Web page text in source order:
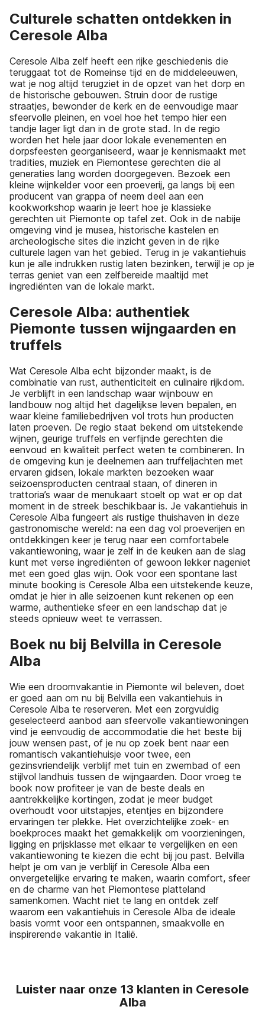
Culturele schatten ontdekken in
Ceresole Alba
Ceresole Alba zelf heeft een rijke geschiedenis die
teruggaat tot de Romeinse tijd en de middeleeuwen,
wat je nog altijd terugziet in de opzet van het dorp en
de historische gebouwen. Struin door de rustige
straatjes, bewonder de kerk en de eenvoudige maar
sfeervolle pleinen, en voel hoe het tempo hier een
tandje lager ligt dan in de grote stad. In de regio
worden het hele jaar door lokale evenementen en
dorpsfeesten georganiseerd, waar je kennismaakt met
tradities, muziek en Piemontese gerechten die al
generaties lang worden doorgegeven. Bezoek een
kleine wijnkelder voor een proeverij, ga langs bij een
producent van grappa of neem deel aan een
kookworkshop waarin je leert hoe je klassieke
gerechten uit Piemonte op tafel zet. Ook in de nabije
omgeving vind je musea, historische kastelen en
archeologische sites die inzicht geven in de rijke
culturele lagen van het gebied. Terug in je vakantiehuis
kun je alle indrukken rustig laten bezinken, terwijl je op je
terras geniet van een zelfbereide maaltijd met
ingrediënten van de lokale markt.
Ceresole Alba: authentiek
Piemonte tussen wijngaarden en
truffels
Wat Ceresole Alba echt bijzonder maakt, is de
combinatie van rust, authenticiteit en culinaire rijkdom.
Je verblijft in een landschap waar wijnbouw en
landbouw nog altijd het dagelijkse leven bepalen, en
waar kleine familiebedrijven vol trots hun producten
laten proeven. De regio staat bekend om uitstekende
wijnen, geurige truffels en verfijnde gerechten die
eenvoud en kwaliteit perfect weten te combineren. In
de omgeving kun je deelnemen aan truffeljachten met
ervaren gidsen, lokale markten bezoeken waar
seizoensproducten centraal staan, of dineren in
trattoria’s waar de menukaart stoelt op wat er op dat
moment in de streek beschikbaar is. Je vakantiehuis in
Ceresole Alba fungeert als rustige thuishaven in deze
gastronomische wereld: na een dag vol proeverijen en
ontdekkingen keer je terug naar een comfortabele
vakantiewoning, waar je zelf in de keuken aan de slag
kunt met verse ingrediënten of gewoon lekker nageniet
met een goed glas wijn. Ook voor een spontane last
minute booking is Ceresole Alba een uitstekende keuze,
omdat je hier in alle seizoenen kunt rekenen op een
warme, authentieke sfeer en een landschap dat je
steeds opnieuw weet te verrassen.
Boek nu bij Belvilla in Ceresole
Alba
Wie een droomvakantie in Piemonte wil beleven, doet
er goed aan om nu bij Belvilla een vakantiehuis in
Ceresole Alba te reserveren. Met een zorgvuldig
geselecteerd aanbod aan sfeervolle vakantiewoningen
vind je eenvoudig de accommodatie die het beste bij
jouw wensen past, of je nu op zoek bent naar een
romantisch vakantiehuisje voor twee, een
gezinsvriendelijk verblijf met tuin en zwembad of een
stijlvol landhuis tussen de wijngaarden. Door vroeg te
book now profiteer je van de beste deals en
aantrekkelijke kortingen, zodat je meer budget
overhoudt voor uitstapjes, etentjes en bijzondere
ervaringen ter plekke. Het overzichtelijke zoek- en
boekproces maakt het gemakkelijk om voorzieningen,
ligging en prijsklasse met elkaar te vergelijken en een
vakantiewoning te kiezen die echt bij jou past. Belvilla
helpt je om van je verblijf in Ceresole Alba een
onvergetelijke ervaring te maken, waarin comfort, sfeer
en de charme van het Piemontese platteland
samenkomen. Wacht niet te lang en ontdek zelf
waarom een vakantiehuis in Ceresole Alba de ideale
basis vormt voor een ontspannen, smaakvolle en
inspirerende vakantie in Italië.
Luister naar onze 13 klanten in Ceresole
Alba